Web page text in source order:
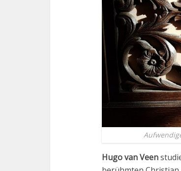
Hugo van Veen